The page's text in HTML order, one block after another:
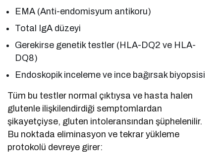
EMA (Anti-endomisyum antikoru)
Total IgA düzeyi
Gerekirse genetik testler (HLA-DQ2 ve HLA-
DQ8)
Endoskopik inceleme ve ince bağırsak biyopsisi
Tüm bu testler normal çıktıysa ve hasta halen
glutenle ilişkilendirdiği semptomlardan
şikayetçiyse, gluten intoleransından şüphelenilir.
Bu noktada eliminasyon ve tekrar yükleme
protokolü devreye girer: